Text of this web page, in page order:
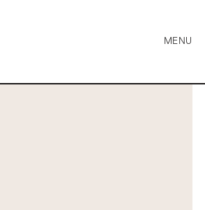
MENU